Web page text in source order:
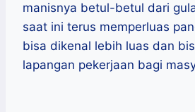
manisnya betul-betul dari
saat ini terus memperluas
bisa dikenal lebih luas dan
lapangan pekerjaan bagi